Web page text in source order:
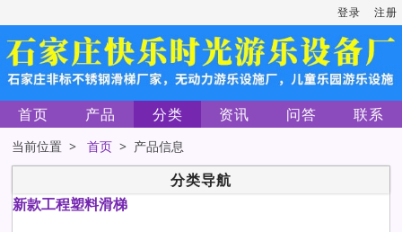
登录 注册
首页 产品 分类 资讯 问答 联系
当前位置 >首页 > 产品信息
分类导航
新款工程塑料滑梯